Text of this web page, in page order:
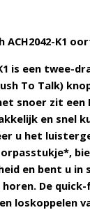
ACH2042-K1
is een twee-
To Talk)
snoer zit een
en snel
u het
en bent u in
De
loskoppelen